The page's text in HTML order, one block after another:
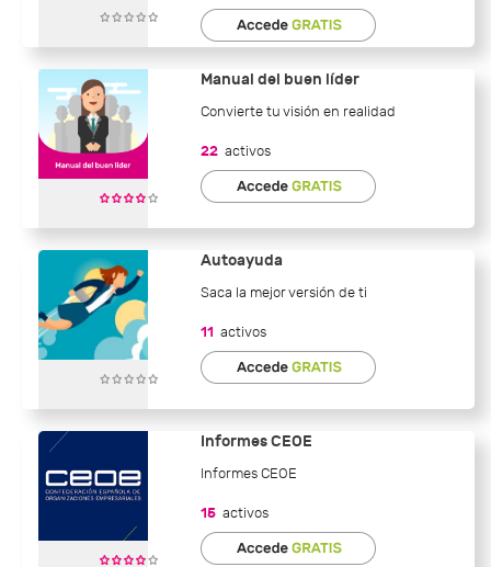
Manual del buen líder
Convierte tu visión en realidad
22 activos
Autoayuda
Saca la mejor versión de ti
11 activos
Informes CEOE
Informes CEOE
15 activos